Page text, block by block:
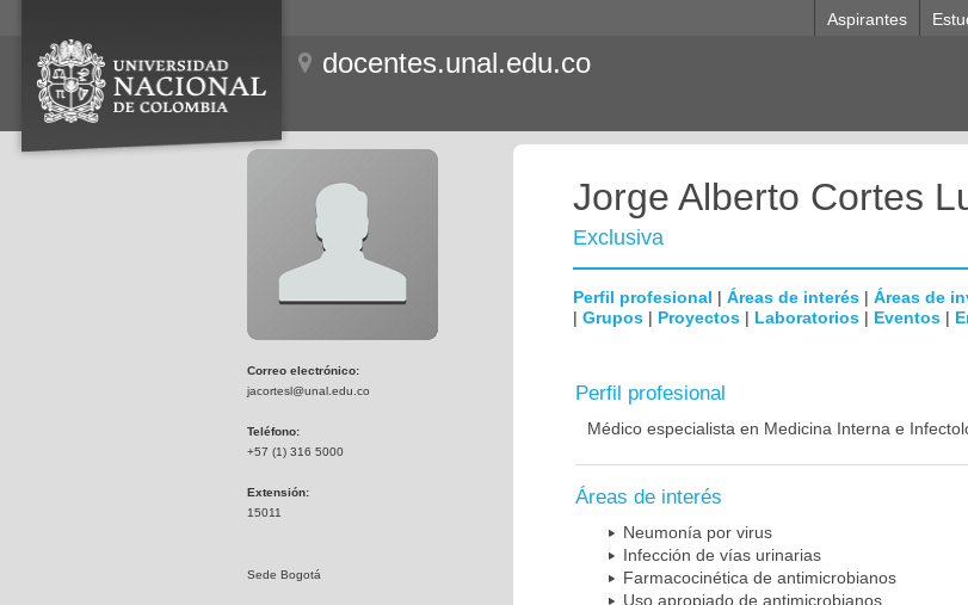
Aspirantes
docentes.unal.edu.co
Correo electrónico:
jacortesl@unal.edu.co
Teléfono:
+57 (1) 316 5000
Extensión:
15011
Sede Bogotá
Jorge Alberto Cortes
Exclusiva
Perfil profesional | Áreas de interés | Áreas de
| Grupos | Proyectos | Laboratorios | Eventos |
Perfil profesional
Médico especialista en Medicina Interna e
Áreas de interés
Neumonía por virus
Infección de vías urinarias
Farmacocinética de antimicrobianos
Uso apropiado de antimicrobianos